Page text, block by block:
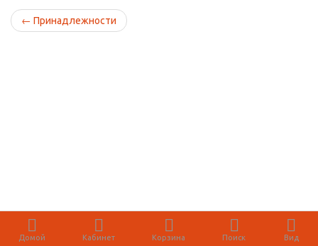
← Принадлежности
Домой Кабинет Корзина Поиск Вид